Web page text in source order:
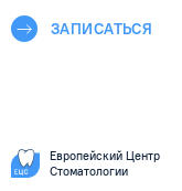
ЗАПИСАТЬСЯ
Европейский Центр
Стоматологии